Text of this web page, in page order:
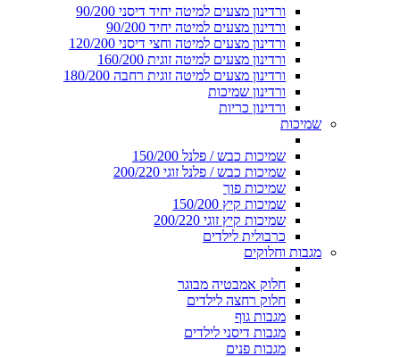
ורדינון מצעים למיטה יחיד דיסני 90/200
ורדינון מצעים למיטה יחיד 90/200
ורדינון מצעים למיטה וחצי דיסני 120/200
ורדינון מצעים למיטה זוגית 160/200
ורדינון מצעים למיטה זוגית רחבה 180/200
ורדינון שמיכות
ורדינון כריות
שמיכות
שמיכות כבש / פלנל 150/200
שמיכות כבש / פלנל זוגי 200/220
שמיכות פוך
שמיכות קיץ 150/200
שמיכות קיץ זוגי 200/220
כרבולית לילדים
מגבות וחלוקים
חלוק אמבטיה מבוגר
חלוק רחצה לילדים
מגבות גוף
מגבות דיסני לילדים
מגבות פנים